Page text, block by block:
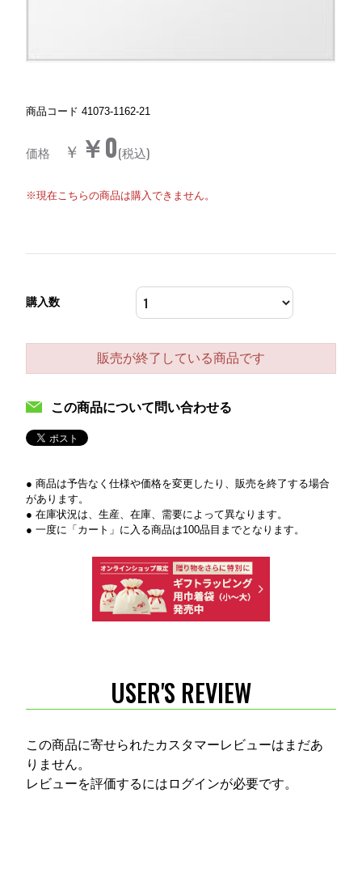
商品コード 41073-1162-21
価格 ￥ ￥0(税込)
※現在こちらの商品は購入できません。
購入数
販売が終了している商品です
この商品について問い合わせる
● 商品は予告なく仕様や価格を変更したり、販売を終了する場合
があります。
● 在庫状況は、生産、在庫、需要によって異なります。
● 一度に「カート」に入る商品は100品目までとなります。
USER'S REVIEW
この商品に寄せられたカスタマーレビューはまだあ
りません。
レビューを評価するには ログインが必要です。